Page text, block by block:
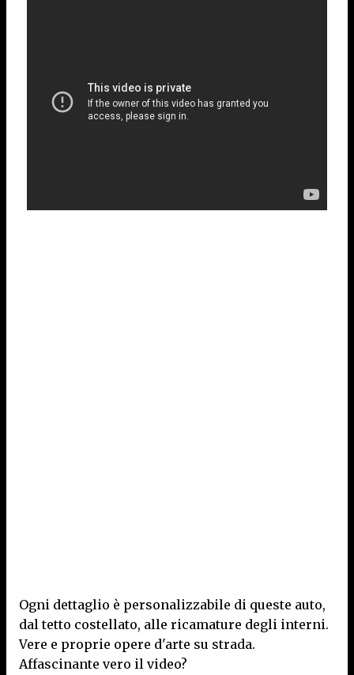
Ogni dettaglio è personalizzabile di queste auto,
dal tetto costellato, alle ricamature degli interni.
Vere e proprie opere d'arte su strada.
Affascinante vero il video?